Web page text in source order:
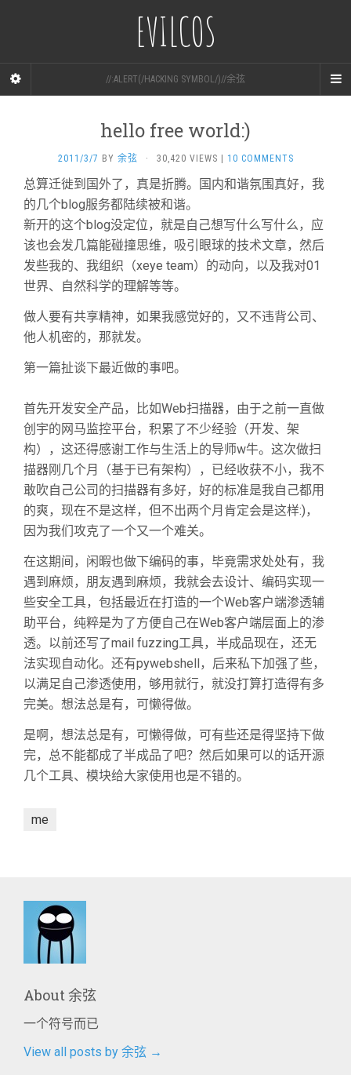
EVILCOS
//:ALERT(/HACKING SYMBOL/)//余弦
hello free world:)
2011/3/7 BY 余弦 · 30,420 VIEWS 10 COMMENTS
总算迁徙到国外了，真是折腾。国内和谐氛围真好，我
的几个blog服务都陆续被和谐。
新开的这个blog没定位，就是自己想写什么写什么，应
该也会发几篇能碰撞思维，吸引眼球的技术文章，然后
发些我的、我组织（xeye team）的动向，以及我对01
世界、自然科学的理解等等。
做人要有共享精神，如果我感觉好的，又不违背公司、
他人机密的，那就发。
第一篇扯谈下最近做的事吧。
首先开发安全产品，比如Web扫描器，由于之前一直做
创宇的网马监控平台，积累了不少经验（开发、架
构），这还得感谢工作与生活上的导师w牛。这次做扫
描器刚几个月（基于已有架构），已经收获不小，我不
敢吹自己公司的扫描器有多好，好的标准是我自己都用
的爽，现在不是这样，但不出两个月肯定会是这样:)，
因为我们攻克了一个又一个难关。
在这期间，闲暇也做下编码的事，毕竟需求处处有，我
遇到麻烦，朋友遇到麻烦，我就会去设计、编码实现一
些安全工具，包括最近在打造的一个Web客户端渗透辅
助平台，纯粹是为了方便自己在Web客户端层面上的渗
透。以前还写了mail fuzzing工具，半成品现在，还无
法实现自动化。还有pywebshell，后来私下加强了些，
以满足自己渗透使用，够用就行，就没打算打造得有多
完美。想法总是有，可懒得做。
是啊，想法总是有，可懒得做，可有些还是得坚持下做
完，总不能都成了半成品了吧？然后如果可以的话开源
几个工具、模块给大家使用也是不错的。
me
About余弦
一个符号而已
View all posts by 余弦 →